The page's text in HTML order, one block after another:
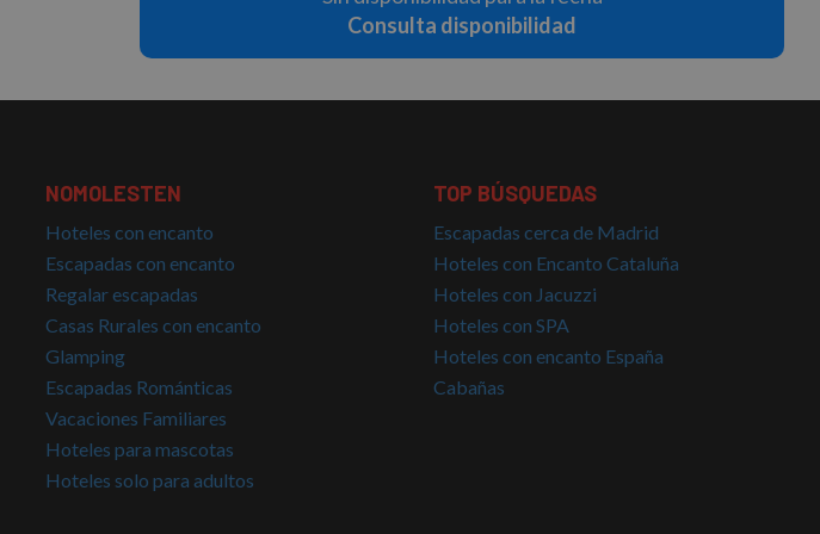
Consulta disponibilidad
NOMOLESTEN
Hoteles con encanto
Escapadas con encanto
Regalar escapadas
Casas Rurales con encanto
Glamping
Escapadas Románticas
Vacaciones Familiares
Hoteles para mascotas
Hoteles solo para adultos
TOP BÚSQUEDAS
Escapadas cerca de Madrid
Hoteles con Encanto Cataluña
Hoteles con Jacuzzi
Hoteles con SPA
Hoteles con encanto España
Cabañas